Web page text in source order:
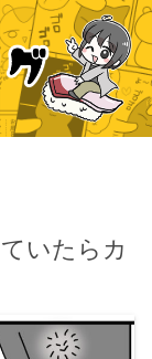
いたらカ